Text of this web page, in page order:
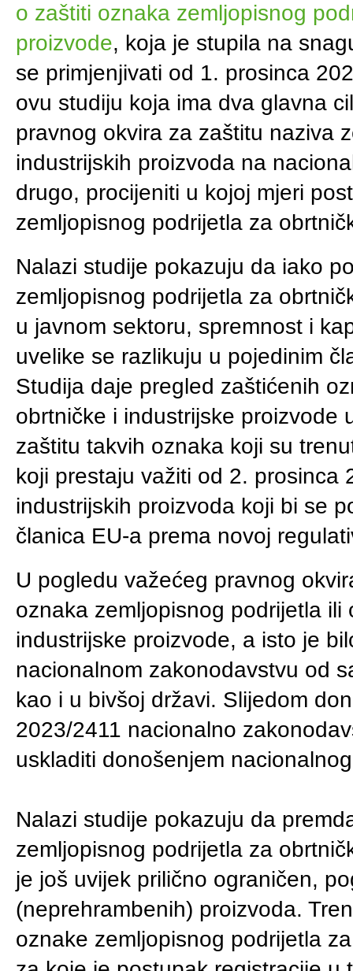
o zaštiti oznaka zemljopisnog
proizvode, koja je stupila na
se primjenjivati od 1. prosinca
ovu studiju koja ima dva glavna
pravnog okvira za zaštitu naziva
industrijskih proizvoda na
drugo, procijeniti u kojoj mjeri
zemljopisnog podrijetla za
Nalazi studije pokazuju da iako
zemljopisnog podrijetla za
u javnom sektoru, spremnost i
uvelike se razlikuju u pojedinim
Studija daje pregled zaštićenih
obrtničke i industrijske proizvode
zaštitu takvih oznaka koji su
koji prestaju važiti od 2. prosinca
industrijskih proizvoda koji bi se
članica EU-a prema novoj
U pogledu važećeg pravnog
oznaka zemljopisnog podrijetla
industrijske proizvode, a isto je
nacionalnom zakonodavstvu od
kao i u bivšoj državi. Slijedom
2023/2411 nacionalno
uskladiti donošenjem
Nalazi studije pokazuju da
zemljopisnog podrijetla za
je još uvijek prilično ograničen,
(neprehrambenih) proizvoda.
oznake zemljopisnog podrijetla